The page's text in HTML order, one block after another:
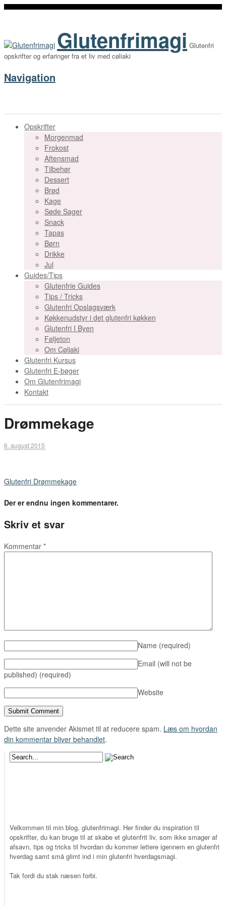
Glutenfrimagi Glutenfri
opskrifter og erfaringer fra et liv med cøliaki
Navigation
Opskrifter
Morgenmad
Frokost
Aftensmad
Tilbehør
Dessert
Brød
Kage
Søde Sager
Snack
Tapas
Børn
Drikke
Jul
Guides/Tips
Glutenfrie Guides
Tips / Tricks
Glutenfri Opslagsværk
Køkkenudstyr i det glutenfri køkken
Glutenfri I Byen
Føljeton
Om Cøliaki
Glutenfri Kursus
Glutenfri E-bøger
Om Glutenfrimagi
Kontakt
Drømmekage
6. august 2015
Glutenfri Drømmekage
Der er endnu ingen kommentarer.
Skriv et svar
Kommentar *
Name (required)
Email (will not be
published) (required)
Website
Dette site anvender Akismet til at reducere spam. Læs om hvordan
din kommentar bliver behandlet.
Velkommen til min blog, glutenfrimagi. Her finder du inspiration til
opskrifter, du kan bruge til at skabe et glutenfrit liv, som ikke smager af
afsavn, tips og tricks til hvordan du kommer lettere igennem en glutenfri
hverdag samt små glimt ind i min glutenfri hverdagsmagi.
Tak fordi du stak næsen forbi.